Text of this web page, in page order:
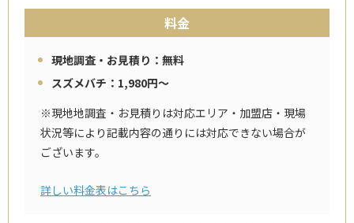
料金
現地調査・お見積り：無料
スズメバチ：1,980円～
※現地地調査・お見積りは対応エリア・加盟店・現場
状況等により記載内容の通りには対応できない場合が
ございます。
詳しい料金表はこちら